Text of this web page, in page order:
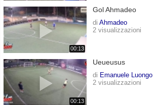
00:13
Gol Ahmadeo
di Ahmadeo
2 visualizzazioni
00:13
Ueueusus
di Emanuele Luongo
2 visualizzazioni